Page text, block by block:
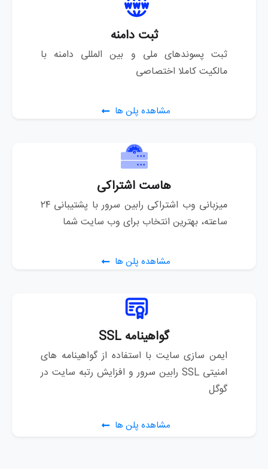
ثبت دامنه
ثبت پسوندهای ملی و بین المللی دامنه با
مالکیت کاملا اختصاصی
مشاهده پلن ها
هاست اشتراکی
میزبانی وب اشتراکی رابین سرور با پشتیبانی ۲۴
ساعته، بهترین انتخاب برای وب سایت شما
مشاهده پلن ها
گواهینامه SSL
ایمن سازی سایت با استفاده از گواهینامه های
امنیتی SSL رابین سرور و افزایش رتبه سایت در
گوگل
مشاهده پلن ها